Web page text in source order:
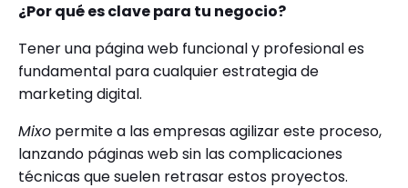
¿Por qué es clave para tu negocio?
Tener una página web funcional y profesional es
fundamental para cualquier estrategia de
marketing digital.
Mixo permite a las empresas agilizar este proceso,
lanzando páginas web sin las complicaciones
técnicas que suelen retrasar estos proyectos.